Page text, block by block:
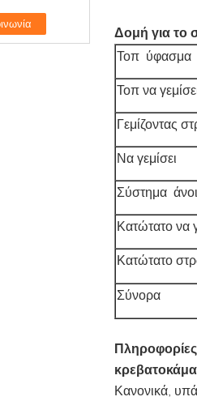
Δομή για το
Τοπ ύφασμα
Τοπ να
Γεμίζοντας
Να γεμίσει
Σύστημα
Κατώτατο να
Κατώτατο
Σύνορα
Κανονικά,